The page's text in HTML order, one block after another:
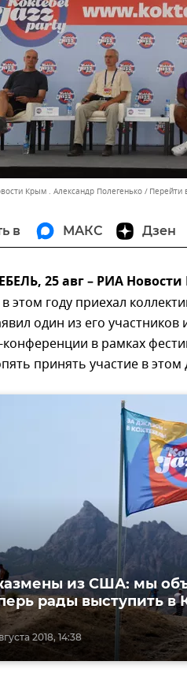
Крым . Александр Полегенько Перейти
в МАКС Дзен
25 авг – РИА
в этом году приехал
один из его
конференции в рамках
принять участие в
2018, 14:38
из США: мы
рады выступить в